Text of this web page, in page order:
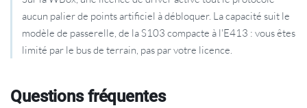
aucun palier de points artificiel à débloquer. La capacité suit le
modèle de passerelle, de la S103 compacte à l'E413 : vous êtes
limité par le bus de terrain, pas par votre licence.
Questions fréquentes